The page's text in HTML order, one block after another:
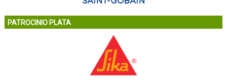
PATROCINIO PLATA